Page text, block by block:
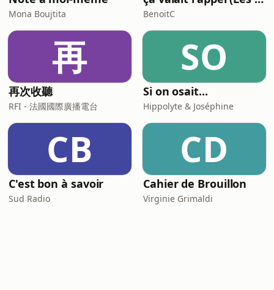
Mona Boujtita BenoitC
再
再次收聽
RFI - 法國國際廣播電台
SO
Si on osait...
Hippolyte & Joséphine
CB
C'est bon à savoir
Sud Radio
CD
Cahier de Brouillon
Virginie Grimaldi